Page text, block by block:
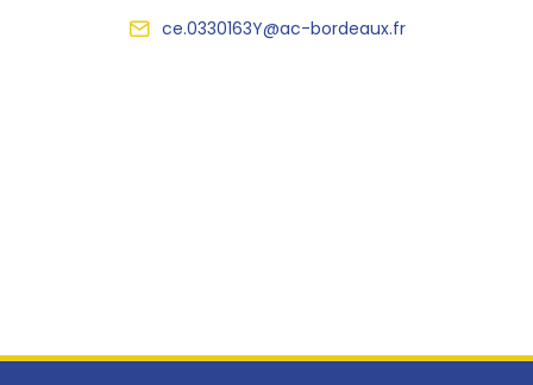
ce.0330163Y@ac-bordeaux.fr